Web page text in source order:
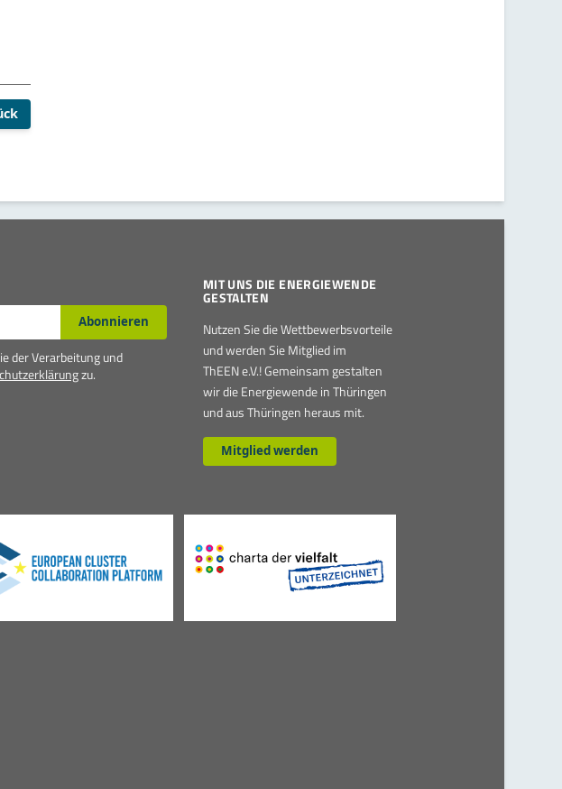
Abonnieren
der Verarbeitung und
zu.
MIT UNS DIE ENERGIEWENDE
GESTALTEN
Nutzen Sie die Wettbewerbsvorteile
und werden Sie Mitglied im
ThEEN e.V.! Gemeinsam gestalten
wir die Energiewende in Thüringen
und aus Thüringen heraus mit.
Mitglied werden